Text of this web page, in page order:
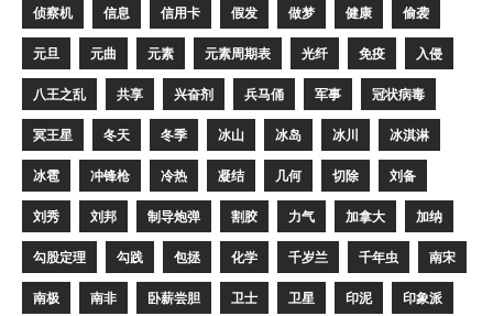
侦察机 信息 信用卡 假发 做梦 健康 偷袭
元旦 元曲 元素 元素周期表 光纤 免疫 入侵
八王之乱 共享 兴奋剂 兵马俑 军事 冠状病毒
冥王星 冬天 冬季 冰山 冰岛 冰川 冰淇淋
冰雹 冲锋枪 冷热 凝结 几何 切除 刘备
刘秀 刘邦 制导炮弹 割胶 力气 加拿大 加纳
勾股定理 勾践 包拯 化学 千岁兰 千年虫 南宋
南极 南非 卧薪尝胆 卫士 卫星 印泥 印象派